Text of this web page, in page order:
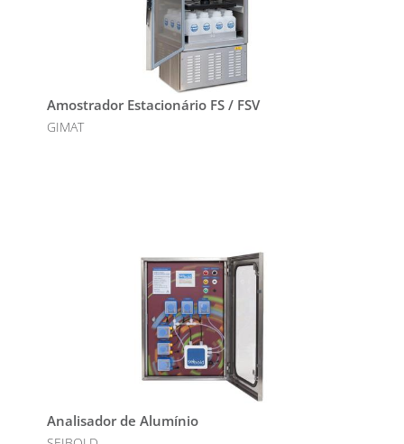
Amostrador Estacionário FS / FSV
GIMAT
Analisador de Alumínio